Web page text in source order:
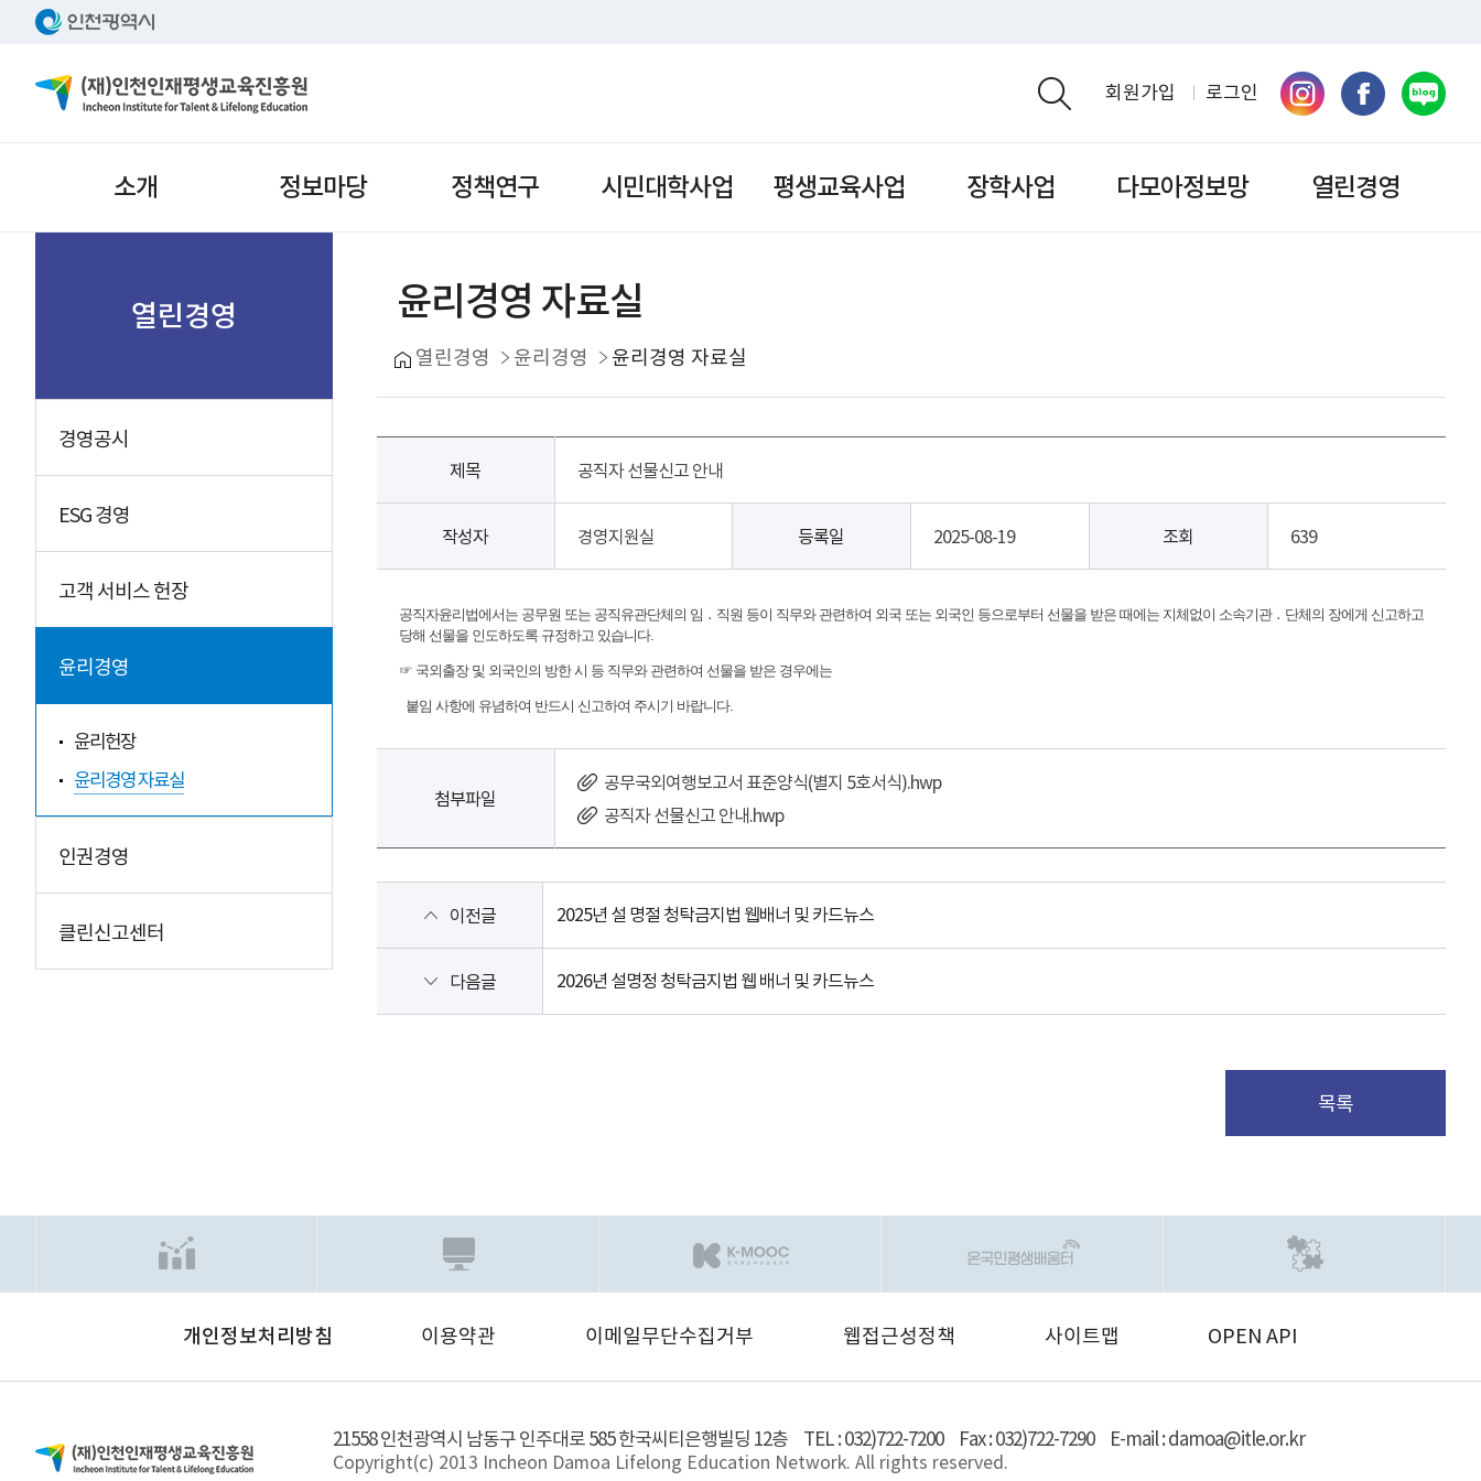
회원가입 로그인
소개 정보마당 정책연구 시민대학사업 평생교육사업 장학사업 다모아정보망 열린경영
열린경영
경영공시
ESG 경영
고객 서비스 헌장
윤리경영
윤리헌장
윤리경영 자료실
인권경영
클린신고센터
윤리경영 자료실
열린경영 윤리경영 윤리경영 자료실
제목 공직자 선물신고 안내
작성자 경영지원실 등록일 2025-08-19 조회 639
공직자윤리법에서는 공무원 또는 공직유관단체의 임 ․ 직원 등이 직무와 관련하여 외국 또는 외국인 등으로부터 선물을 받은 때에는 지체없이 소속기관 ․ 단체의 장에게 신고하고
당해 선물을 인도하도록 규정하고 있습니다.
☞ 국외출장 및 외국인의 방한 시 등 직무와 관련하여 선물을 받은 경우에는
붙임 사항에 유념하여 반드시 신고하여 주시기 바랍니다.
첨부파일
공무국외여행보고서 표준양식(별지 5호서식).hwp
공직자 선물신고 안내.hwp
이전글 2025년 설 명절 청탁금지법 웹배너 및 카드뉴스
다음글 2026년 설명정 청탁금지법 웹 배너 및 카드뉴스
목록
개인정보처리방침 이용약관 이메일무단수집거부 웹접근성정책 사이트맵 OPEN API
21558 인천광역시 남동구 인주대로 585 한국씨티은행빌딩 12층 TEL : 032)722-7200 Fax : 032)722-7290 E-mail : damoa@itle.or.kr
Copyright(c) 2013 Incheon Damoa Lifelong Education Network. All rights reserved.